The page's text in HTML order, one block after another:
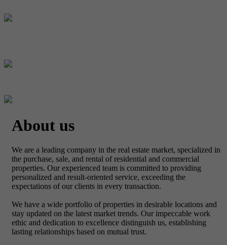
About us
We are a leading company in the real estate market, specialized in
the purchase, sale, and rental of residential and commercial
properties. Our experienced team is committed to providing
personalized and result-oriented service, exceeding the
expectations of our clients in every transaction.
We have a wide portfolio of properties in desirable locations and
stay updated on the latest market trends. Our impeccable work
ethic and dedication to excellence distinguish us, establishing
lasting relationships based on mutual trust.